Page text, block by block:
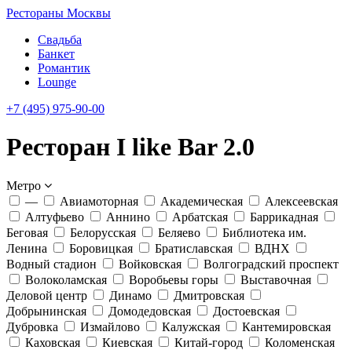
Рестораны Москвы
Свадьба
Банкет
Романтик
Lounge
+7 (495) 975-90-00
Ресторан I like Bar 2.0
Метро
—
Авиамоторная Академическая
Алексеевская
Алтуфьево
Аннино Арбатская
Баррикадная
Беговая
Белорусская Беляево
Библиотека им.
Ленина
Боровицкая Братиславская
ВДНХ
Водный стадион
Войковская
Волгоградский проспект
Волоколамская
Воробьевы горы
Выставочная
Деловой центр
Динамо
Дмитровская
Добрынинская
Домодедовская
Достоевская
Дубровка
Измайлово Калужская
Кантемировская
Каховская
Киевская Китай-город
Коломенская